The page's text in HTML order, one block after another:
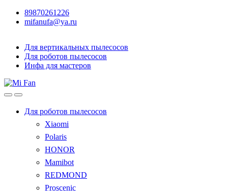
89870261226
mifanufa@ya.ru
Для вертикальных пылесосов
Для роботов пылесосов
Инфа для мастеров
Для роботов пылесосов
Xiaomi
Polaris
HONOR
Mamibot
REDMOND
Proscenic